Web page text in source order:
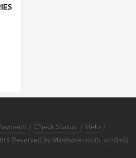
/ Check Status / Help /
Reserved by Minimore (ทะเบียนพาณิชย์)